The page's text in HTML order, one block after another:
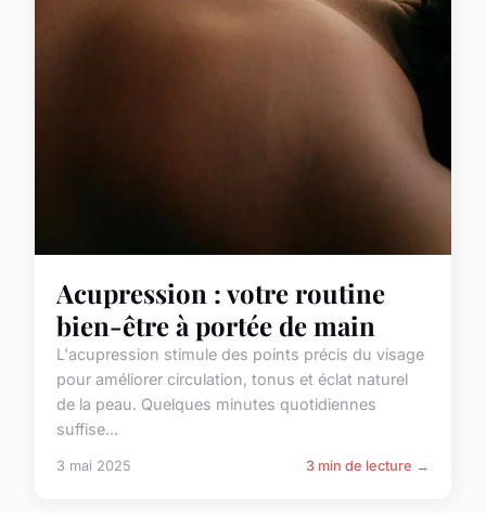
Acupression : votre routine
bien-être à portée de main
L'acupression stimule des points précis du visage
pour améliorer circulation, tonus et éclat naturel
de la peau. Quelques minutes quotidiennes
suffise...
3 mai 2025 3 min de lecture →